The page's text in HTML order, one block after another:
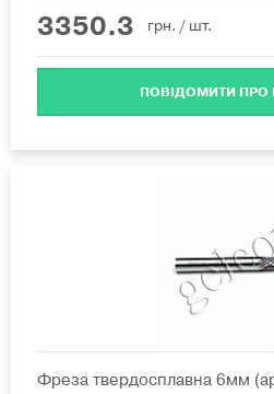
3350.3 грн. / шт.
ПОВІДОМИТИ ПРО
Фреза твердосплавна 6мм